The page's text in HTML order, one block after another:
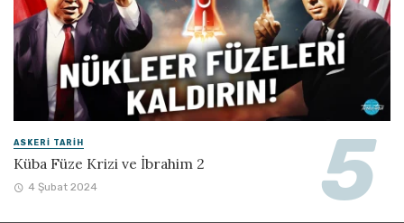
ASKERI TARIH
Küba Füze Krizi ve İbrahim 2
4 Şubat 2024